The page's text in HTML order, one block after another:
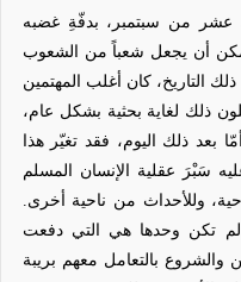
عشر من سبتمبر، بدفّةِ غضبه
أن يجعل شعباً من الشعوب
التاريخ، كان أغلب المهتمين
ذلك لغاية بحثية بشكل عام،
بعد ذلك اليوم، فقد تغيّر هذا
سَبْرَ عقلية الإنسان المسلم
وللأحداث من ناحية أخرى.
لم تكن وحدها هي التي دفعت
والشروع بالتعامل معهم بريبة